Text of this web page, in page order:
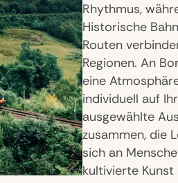
Rhythmus,
Historische
Routen
Regionen. An
eine
individuell auf
ausgewählte
zusammen, die
sich an
kultivierte Kunst